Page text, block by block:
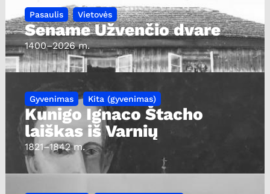
Pasaulis Vietovės
Sename Užvenčio dvare
1400–2026 m.
Gyvenimas Kita (gyvenimas)
Kunigo Ignaco Štacho
laiškas iš Varnių
1821–1842 m.